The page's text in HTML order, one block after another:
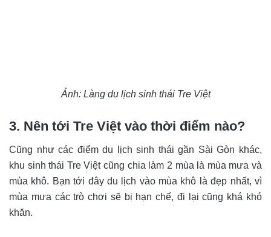
Ảnh: Làng du lịch sinh thái Tre Việt
3. Nên tới Tre Việt vào thời điểm nào?
Cũng như các điểm du lịch sinh thái gần Sài Gòn khác,
khu sinh thái Tre Việt cũng chia làm 2 mùa là mùa mưa và
mùa khô. Bạn tới đây du lịch vào mùa khô là đẹp nhất, vì
mùa mưa các trò chơi sẽ bị hạn chế, đi lại cũng khá khó
khăn.